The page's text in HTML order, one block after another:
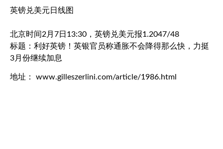
英镑兑美元 日线图
北京时间2月7日13:30， 英镑兑美元报1.2047/48
标题：利好英镑！英银官员称通胀不会降得那么快，力挺
3月份继续加息
地址： www.gilleszerlini.com/article/1986.html